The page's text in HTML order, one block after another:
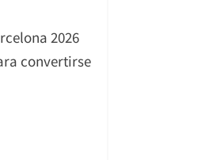
2026
convertirse